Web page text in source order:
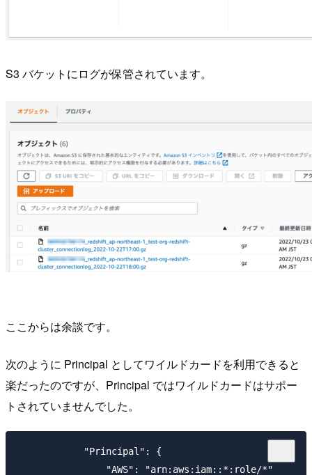
S3 バケットにログが保管されています。
ここからは余談です。
次のように Principal としてワイルドカードを利用できると
楽だったのですが、Principal ではワイルドカードはサポー
トされていませんでした。
            "Principal": {
                "AWS": "arn:aws:iam::*:role/*"